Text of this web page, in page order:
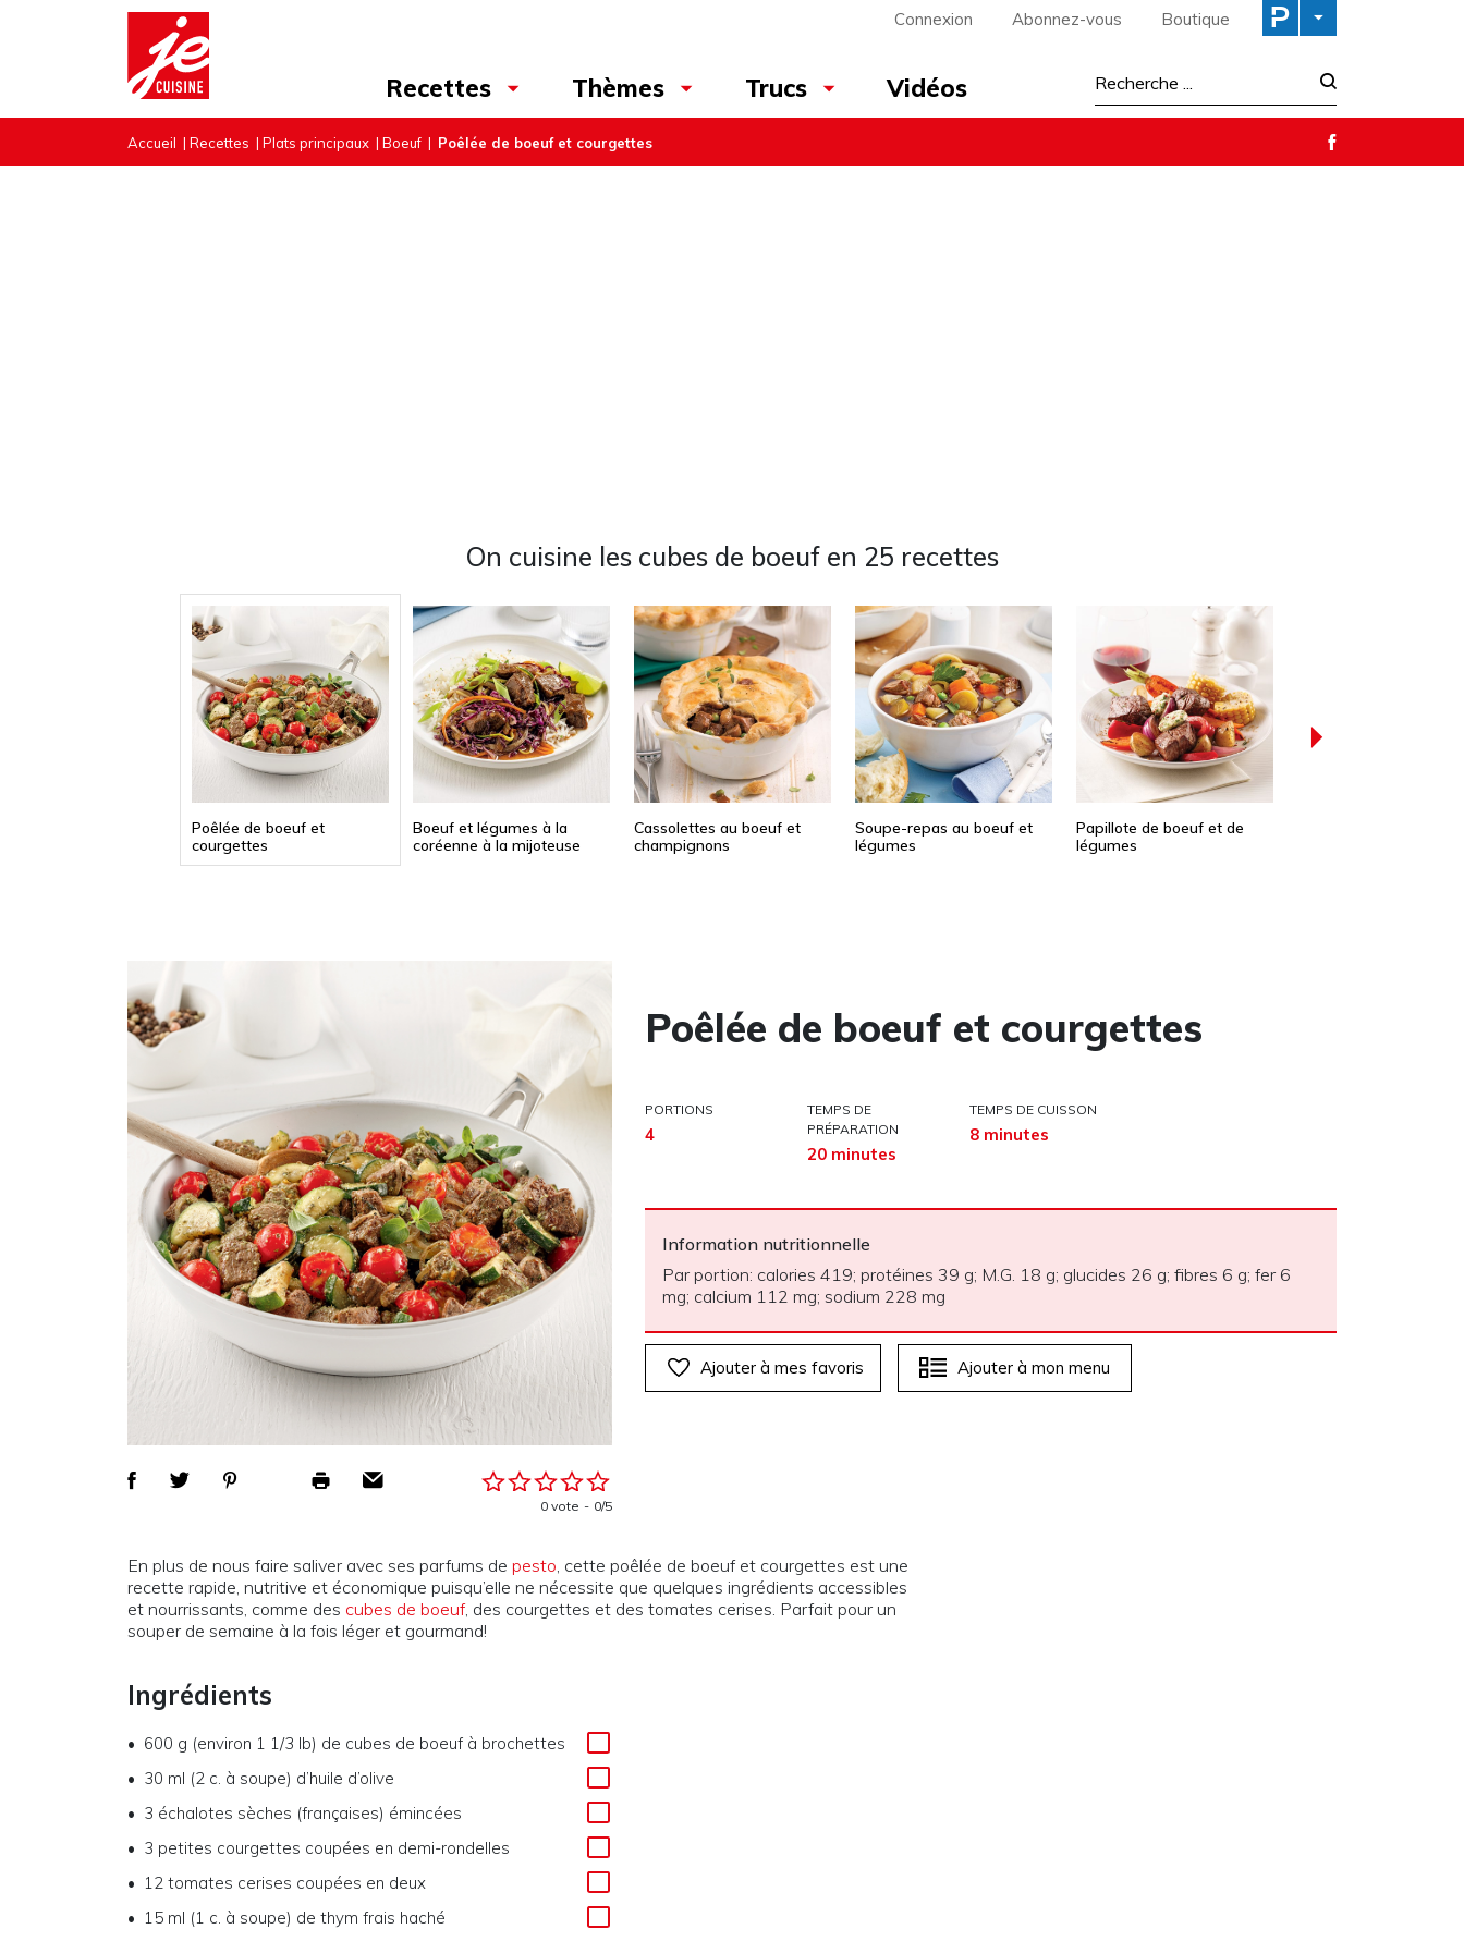
Connexion Abonnez-vous Boutique
Recettes Thèmes Trucs Vidéos
Accueil | Recettes | Plats principaux | Boeuf | Poêlée de boeuf et courgettes
On cuisine les cubes de boeuf en 25 recettes
Poêlée de boeuf et
courgettes
Boeuf et légumes à la
coréenne à la mijoteuse
Cassolettes au boeuf et
champignons
Soupe-repas au boeuf et
légumes
Papillote de boeuf et de
légumes
0 vote 0/5
Poêlée de boeuf et courgettes
PORTIONS
4
TEMPS DE
PRÉPARATION
20 minutes
TEMPS DE CUISSON
8 minutes
Information nutritionnelle
Par portion: calories 419; protéines 39 g; M.G. 18 g; glucides 26 g; fibres 6 g; fer 6
mg; calcium 112 mg; sodium 228 mg
Ajouter à mes favoris Ajouter à mon menu
En plus de nous faire saliver avec ses parfums de pesto, cette poêlée de boeuf et courgettes est une
recette rapide, nutritive et économique puisqu’elle ne nécessite que quelques ingrédients accessibles
et nourrissants, comme des cubes de boeuf, des courgettes et des tomates cerises. Parfait pour un
souper de semaine à la fois léger et gourmand!
Ingrédients
600 g (environ 1 1/3 lb) de cubes de boeuf à brochettes
30 ml (2 c. à soupe) d’huile d’olive
3 échalotes sèches (françaises) émincées
3 petites courgettes coupées en demi-rondelles
12 tomates cerises coupées en deux
15 ml (1 c. à soupe) de thym frais haché